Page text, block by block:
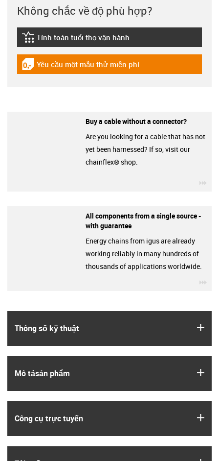
Thông số kỹ thuật
Mô tả­sản phẩm
Công cụ trực tuyến
Không chắc về độ phù hợp?
igus-icon-lebensdauerrechner
Tính toán tuổi thọ vận hành
igus-icon-gratismuster
Yêu cầu một mẫu thử miễn phí
Buy a cable without a connector?
Are you looking for a cable that has not
yet been harnessed? If so, visit our
chainflex® shop.
All components from a single source -
with guarantee
Energy chains from igus are already
working reliably in many hundreds of
thousands of applications worldwide.